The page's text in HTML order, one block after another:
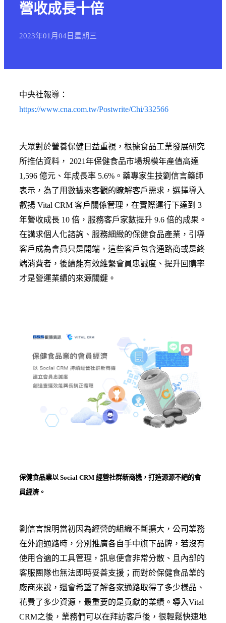
營收成長十倍
2023年01月 04日 星期三
中央社報導：
https://www.cna.com.tw/Postwrite/Chi/332566
大眾對於營養保健日益重視，根據食品工業發展研究
所推估資料， 2021年保健食品市場規模年產值高達
1,596 億元、年成長率 5.6%。藥專家生技劉信言藥師
表示，為了用數據來客觀的瞭解客戶需求，選擇導入
叡揚 Vital CRM 客戶關係管理，在實際運行下達到 3
年營收成長 10 倍，服務客戶家數提升 9.6 倍的成果。
在講求個人化諮詢、服務細緻的保健食品產業，引導
客戶成為會員只是開端，這些客戶包含通路商或是終
端消費者，後續能有效維繫會員忠誠度、提升回購率
才是營運業績的來源關鍵。
保健食品業以 Social CRM 經營社群新商機，打造源源不絕的會
員經濟。
劉信言說明當初因為經營的組織不斷擴大，公司業務
在外跑通路時，分別推廣各自手中旗下品牌，若沒有
使用合適的工具管理，訊息便會非常分散、且內部的
客服團隊也無法即時妥善支援；而對於保健食品業的
廠商來說，還會希望了解各家通路取得了多少樣品、
花費了多少資源，最重要的是貢獻的業績。導入Vital
CRM之後，業務們可以在拜訪客戶後，很輕鬆快速地